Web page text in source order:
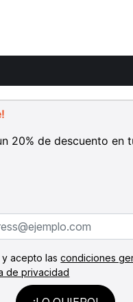
20% de descuento en